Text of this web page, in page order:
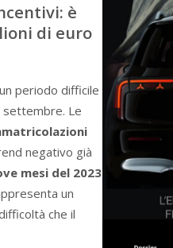
è
di euro
periodo difficile
settembre. Le
negativo già
mesi del 2023
un
che il